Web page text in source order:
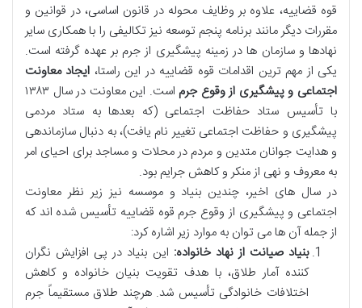
قوه قضاییه، علاوه بر وظایف محوله در قانون اساسی، در قوانین و
مقررات دیگر مانند برنامه پنجم توسعه نیز تکالیفی را با همکاری سایر
نهادها و سازمان ها در زمینه پیشگیری از جرم بر عهده گرفته است.
یکی از مهم ترین اقدامات قوه قضاییه در این راستا، ایجاد معاونت
اجتماعی و پیشگیری از وقوع جرم
است. این معاونت در سال ۱۳۸۳
با تأسیس ستاد حفاظت اجتماعی (که بعدها به ستاد مردمی
پیشگیری و حفاظت اجتماعی تغییر نام یافت)، به دنبال سازماندهی
و هدایت جوانان متدین و مردم در محلات و مساجد برای احیای امر
به معروف و نهی از منکر و کاهش جرایم بود.
در سال های اخیر، چندین بنیاد و موسسه نیز زیر نظر معاونت
اجتماعی و پیشگیری از وقوع جرم قوه قضاییه تأسیس شده اند که
از جمله آن ها می توان به موارد زیر اشاره کرد:
بنیاد صیانت از نهاد خانواده: این بنیاد در پی افزایش نگران
کننده آمار طلاق، با هدف تقویت بنیان خانواده و کاهش
اختلافات خانوادگی تأسیس شد. هرچند طلاق مستقیماً جرم